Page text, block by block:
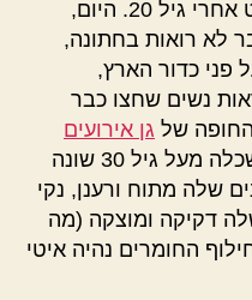
פעם היה מקובל להתחתן מעט אחרי גיל 20. היום,
לא רואות בחתונה,
פני כדור הארץ,
נשים שחצו כבר
גן אירועים
. עם זאת, חשוב לזכור שכלה מעל גיל 30 שונה
הפנים שלה מתוח ורענן, נקי
דקיקה ומוצקה (מה
החומרים נהיה איטי